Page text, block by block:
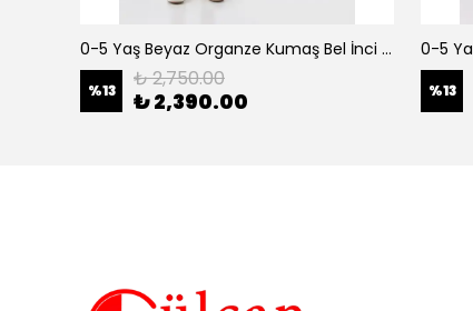
0-5 Yaş Beyaz Organze Kumaş Bel İnci Kemerli Midi Boy Arkası Lastikli Abiye
%13 ₺ 2,750.00
₺ 2,390.00 %13